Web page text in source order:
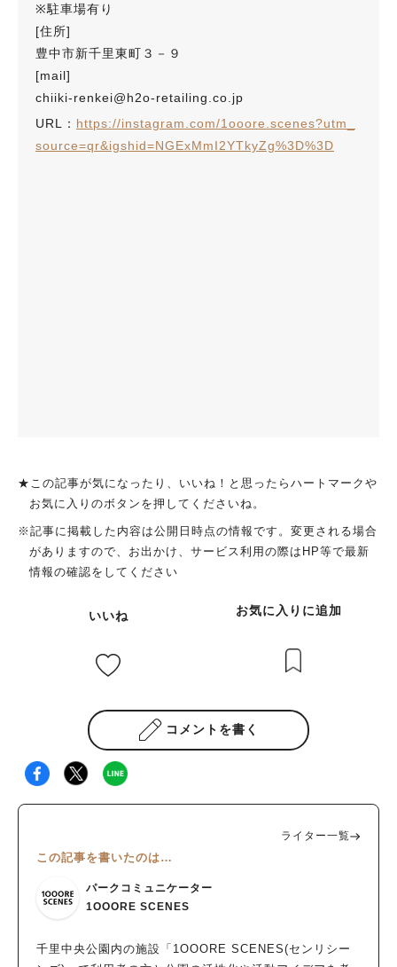
※駐車場有り
[住所]
豊中市新千里東町３－９
[mail]
chiiki-renkei@h2o-retailing.co.jp
URL： https://instagram.com/1ooore.scenes?utm_
source=qr&igshid=NGExMmI2YTkyZg%3D%3D
★この記事が気になったり、いいね！と思ったらハートマークや
お気に入りのボタンを押してくださいね。
※記事に掲載した内容は公開日時点の情報です。変更される場合
がありますので、お出かけ、サービス利用の際はHP等で最新
情報の確認をしてください
いいね お気に入りに追加
コメントを書く
ライター一覧
この記事を書いたのは…
パークコミュニケーター
1OOORE SCENES
千里中央公園内の施設「1OOORE SCENES(センリシー